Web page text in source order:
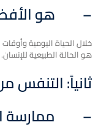
– هو
خلال الحياة اليومية
هو الحالة الطبيعية للإنسان.
ثانياً: التنفس
– ممارسة